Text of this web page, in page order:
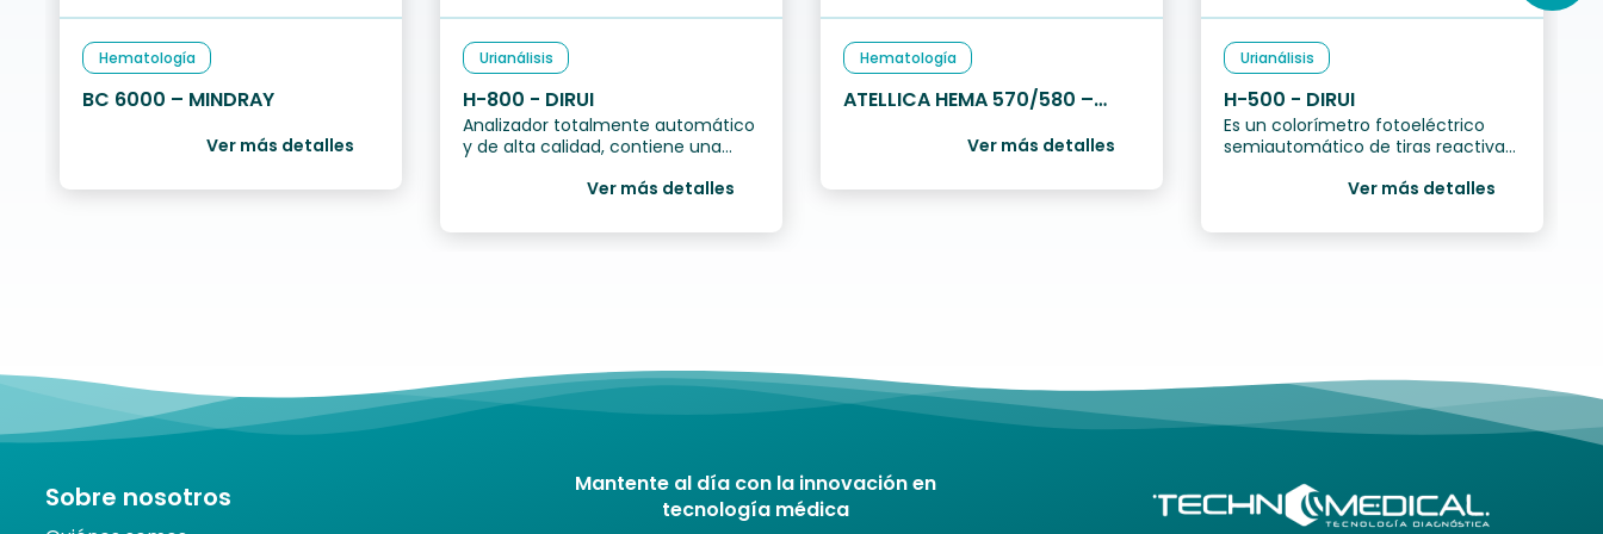
Hematología
BC 6000 – MINDRAY
Ver más detalles
Urianálisis
H-800 - DIRUI
Analizador totalmente automático
y de alta calidad, contiene una
Ver más detalles
Hematología
ATELLICA HEMA 570/580 –
Ver más detalles
Urianálisis
H-500 - DIRUI
Es un colorímetro fotoeléctrico
semiautomático de tiras reactivas
Ver más detalles
Sobre nosotros
Mantente al día con la innovación en
tecnología médica